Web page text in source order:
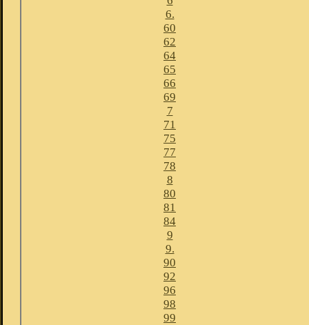
6.
60
62
64
65
66
69
7
71
75
77
78
8
80
81
84
9
9.
90
92
96
98
99